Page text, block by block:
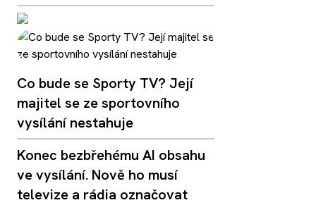
Co bude se Sporty TV? Její
majitel se ze sportovního
vysílání nestahuje
Konec bezbřehému AI obsahu
ve vysílání. Nově ho musí
televize a rádia označovat